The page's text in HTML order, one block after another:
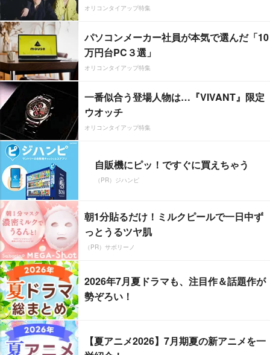
オリコンタイアップ特集
パソコンメーカー社員が本気で選んだ「10
万円台PC３選」
オリコンタイアップ特集
一番似合う登場人物は…『VIVANT』限定
ウオッチ
オリコンタイアップ特集
自販機にピッ！ですぐに買えちゃう
（PR）ジハンピ
朝1分貼るだけ！ミルクピールで一日中ず
っとうるツヤ肌
（PR）サボリーノ
2026年7月夏ドラマも、注目作＆話題作が
勢ぞろい！
【夏アニメ2026】7月期夏の新アニメを一